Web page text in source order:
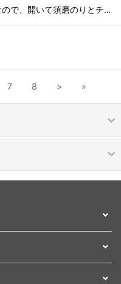
「いわし」そのままでは苦手なので、開いて須磨のりとチーズを巻いて焼きました。
7 8 > »